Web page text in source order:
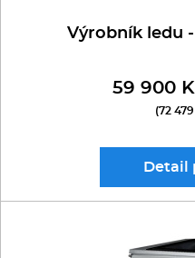
Výrobník ledu
59 900
(72
Detail